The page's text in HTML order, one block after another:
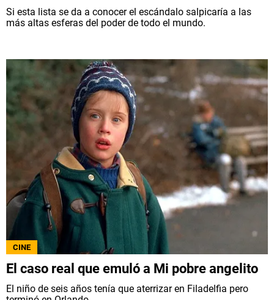
Si esta lista se da a conocer el escándalo salpicaría a las
más altas esferas del poder de todo el mundo.
CINE
El caso real que emuló a Mi pobre angelito
El niño de seis años tenía que aterrizar en Filadelfia pero